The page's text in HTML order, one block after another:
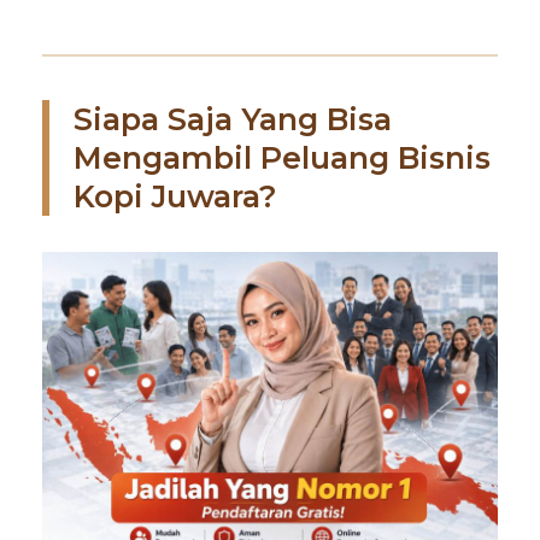
Siapa Saja Yang Bisa
Mengambil Peluang Bisnis
Kopi Juwara?